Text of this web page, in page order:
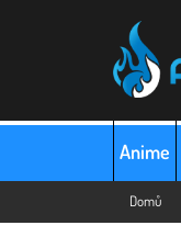
Anime